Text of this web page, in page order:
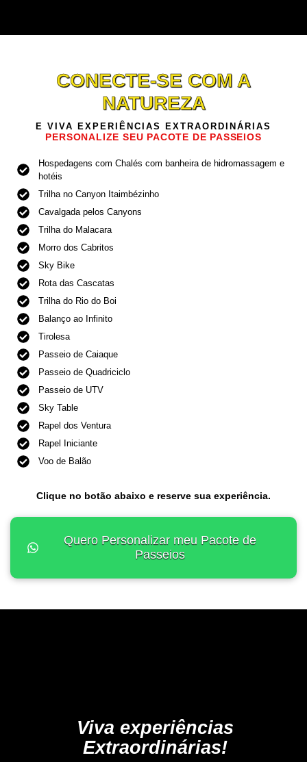
CONECTE-SE COM A
NATUREZA
E VIVA EXPERIÊNCIAS EXTRAORDINÁRIAS
PERSONALIZE SEU PACOTE DE PASSEIOS
Hospedagens com Chalés com banheira de hidromassagem e
hotéis
Trilha no Canyon Itaimbézinho
Cavalgada pelos Canyons
Trilha do Malacara
Morro dos Cabritos
Sky Bike
Rota das Cascatas
Trilha do Rio do Boi
Balanço ao Infinito
Tirolesa
Passeio de Caiaque
Passeio de Quadriciclo
Passeio de UTV
Sky Table
Rapel dos Ventura
Rapel Iniciante
Voo de Balão
Clique no botão abaixo e reserve sua experiência.
Quero Personalizar meu Pacote de
Passeios
Viva experiências
Extraordinárias!